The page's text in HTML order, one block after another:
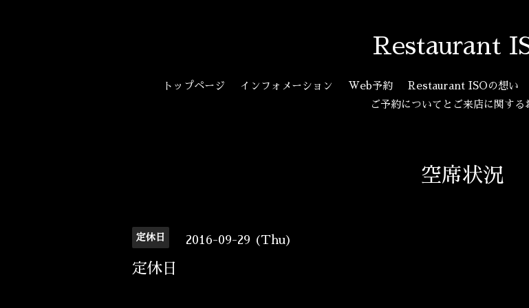
Restaurant
トップページ インフォメーション Web予約 Restaurant ISOの想い
ご予約についてとご来店に関する
空席状況
定休日 2016-09-29 (Thu)
定休日